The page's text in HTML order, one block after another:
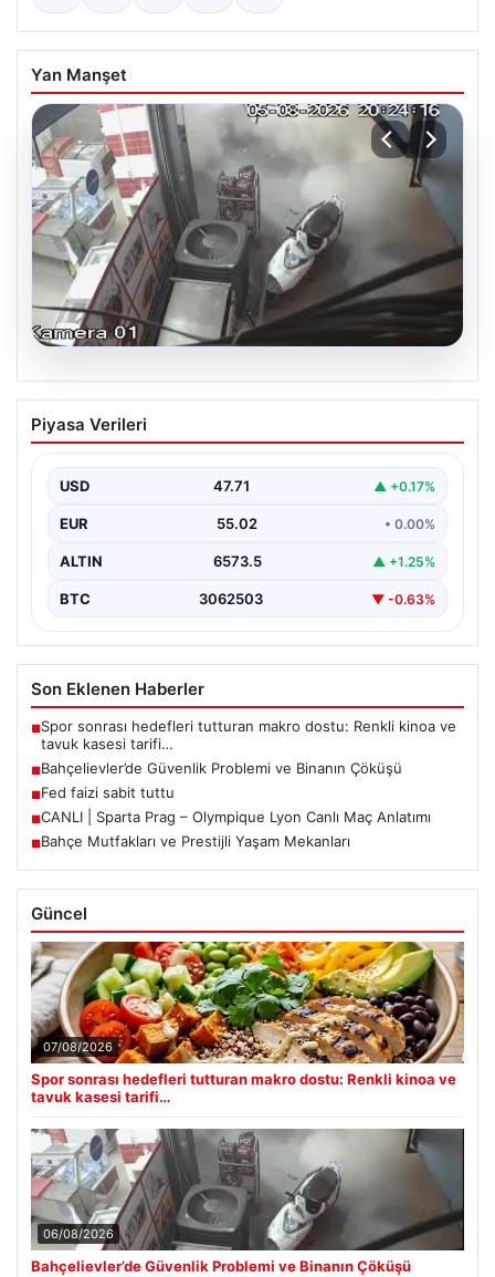
Yan Manşet
06.08.2026
Bahçelievler’de Güvenlik Problemi ve
Binanın Çöküşü
Mahallesi Taşova Sokak’ta korkutucu bir olay yaşandı.
Yaklaşık 38…
Piyasa Verileri
USD 47.71 ▲ +0.17%
EUR 55.02 • 0.00%
ALTIN 6573.5 ▲ +1.25%
BTC 3062503 ▼ -0.63%
Son Eklenen Haberler
■Spor sonrası hedefleri tutturan makro dostu: Renkli kinoa ve
tavuk kasesi tarifi…
■Bahçelievler’de Güvenlik Problemi ve Binanın Çöküşü
■Fed faizi sabit tuttu
■CANLI | Sparta Prag – Olympique Lyon Canlı Maç Anlatımı
■Bahçe Mutfakları ve Prestijli Yaşam Mekanları
Güncel
07/08/2026
Spor sonrası hedefleri tutturan makro dostu: Renkli kinoa ve
tavuk kasesi tarifi…
06/08/2026
Bahçelievler’de Güvenlik Problemi ve Binanın Çöküşü